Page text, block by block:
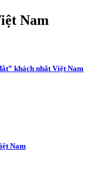
Nam
khách nhất Việt Nam
Nam